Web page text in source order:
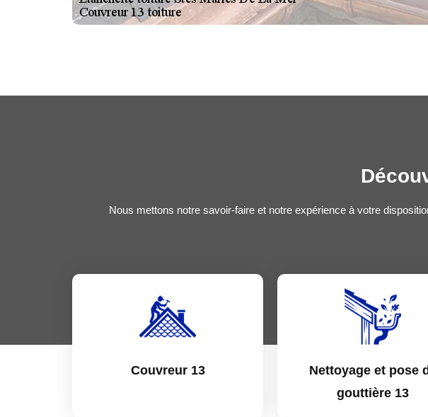
Nous mettons notre savoir-faire et notre expérience à votre
Couvreur 13
Nettoyage et pose
gouttière 13